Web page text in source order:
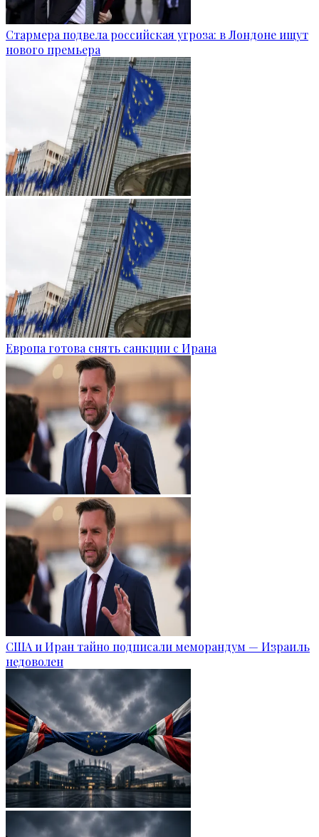
Стармера подвела российская угроза: в Лондоне ищут
нового премьера
Европа готова снять санкции с Ирана
США и Иран тайно подписали меморандум — Израиль
недоволен